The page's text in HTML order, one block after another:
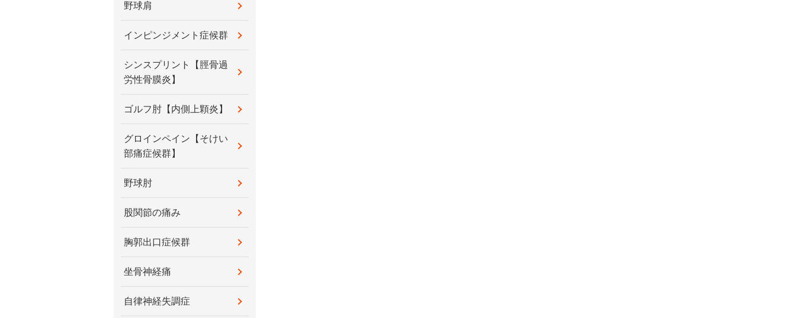
野球肩
インピンジメント症候群
シンスプリント【脛骨過
労性骨膜炎】
ゴルフ肘【内側上顆炎】
グロインペイン【そけい
部痛症候群】
野球肘
股関節の痛み
胸郭出口症候群
坐骨神経痛
自律神経失調症